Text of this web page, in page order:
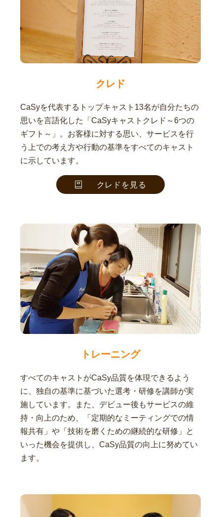
クレド
CaSyを代表するトップキャスト13名が自分たちの
思いを言語化した「CaSyキャストクレド～6つの
ギフト～」。お客様に対する思い、サービスを行
う上での考え方や行動の基準をすべてのキャスト
に示しています。
クレドを見る
トレーニング
すべてのキャストがCaSy品質を体現できるよう
に、独自の基準に基づいた選考・研修を講師が実
施しています。また、デビュー後もサービスの維
持・向上のため、「定期的なミーティングでの情
報共有」や「技術を磨くための継続的な研修」と
いった機会を提供し、CaSy品質の向上に努めてい
ます。